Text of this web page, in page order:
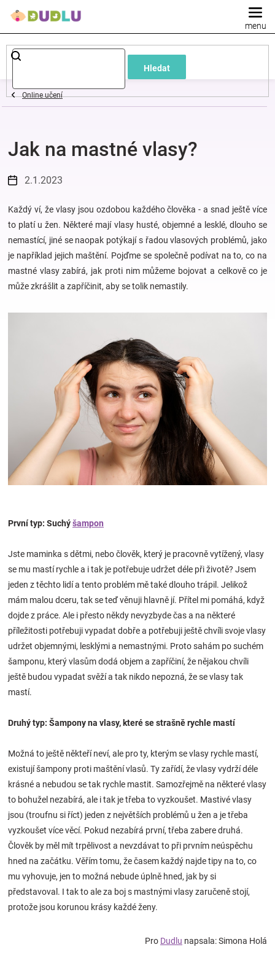
Hledat
Dětské
a
oblečení
Pokojíček
a
kojenecká
výbava
Těhotenské
Novinky
Blog
Hračkářství
Přihlášení
Online učení
Jak na mastné vlasy?
2.1.2023
Každý ví, že vlasy jsou ozdobou každého člověka - a snad ještě více
to platí u žen. Některé mají vlasy husté, objemné a lesklé, dlouho se
nemastící, jiné se naopak potýkají s řadou vlasových problémů, jako
je například jejich maštění. Pojďme se společně podívat na to, co na
mastné vlasy zabírá, jak proti nim můžeme bojovat a celkově co je
může zkrášlit a zapříčinit, aby se tolik nemastily.
První typ: Suchýšampon
Jste maminka s dětmi, nebo člověk, který je pracovně vytížený, vlasy
se mu mastí rychle a i tak je potřebuje udržet déle při životě? Jsem
jeden z těchto lidí a tento problém mě také dlouho trápil. Jelikož
mám malou dceru, tak se teď věnuji hlavně jí. Přítel mi pomáhá, když
dojde z práce. Ale i přesto někdy nevyzbyde čas a na některé
příležitosti potřebuji vypadat dobře a potřebuji ještě chvíli svoje vlasy
udržet objemnými, lesklými a nemastnými. Proto sahám po suchém
šamponu, který vlasům dodá objem a zapříčiní, že nějakou chvíli
ještě budou vypadat svěží a tak nikdo nepozná, že se vlasy tak
mastí.
Druhý typ: Šampony na vlasy, které se strašně rychle mastí
Možná to ještě někteří neví, ale pro ty, kterým se vlasy rychle mastí,
existují šampony proti maštění vlasů. Ty zařídí, že vlasy vydrží déle
krásné a nebudou se tak rychle mastit. Samozřejmě na některé vlasy
to bohužel nezabírá, ale i tak je třeba to vyzkoušet. Mastivé vlasy
jsou (troufnu si říct) jeden z největších problémů u žen a je třeba
vyzkoušet více věcí. Pokud nezabírá první, třeba zabere druhá.
Člověk by měl mít trpělivost a nevzdávat to při prvním neúspěchu
hned na začátku. Věřím tomu, že časem každý najde tipy na to, co
mu vyhovuje, jen to možná nebude úplně hned, jak by si
představoval. I tak to ale za boj s mastnými vlasy zaručeně stojí,
protože jsou korunou krásy každé ženy.
Pro Dudlu napsala: Simona Holá